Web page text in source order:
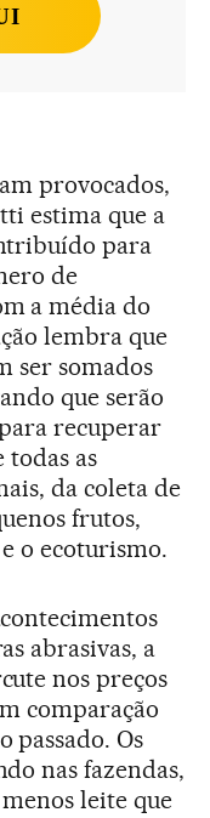
provocados,
estima que a
para
de
a média do
lembra que
ser somados
que serão
recuperar
todas as
da coleta de
frutos,
o ecoturismo.
abrasivas, a
nos preços
comparação
passado. Os
nas fazendas,
menos leite que